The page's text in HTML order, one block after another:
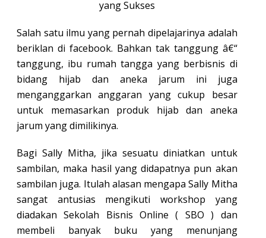
Salah satu ilmu yang pernah dipelajarinya adalah
beriklan di facebook. Bahkan tak tanggung â€“
tanggung, ibu rumah tangga yang berbisnis di
bidang hijab dan aneka jarum ini juga
menganggarkan anggaran yang cukup besar
untuk memasarkan produk hijab dan aneka
jarum yang dimilikinya.
Bagi Sally Mitha, jika sesuatu diniatkan untuk
sambilan, maka hasil yang didapatnya pun akan
sambilan juga. Itulah alasan mengapa Sally Mitha
sangat antusias mengikuti workshop yang
diadakan Sekolah Bisnis Online ( SBO ) dan
membeli banyak buku yang menunjang